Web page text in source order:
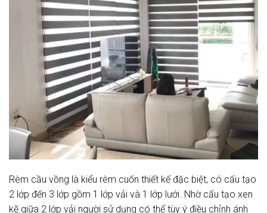
Rèm cầu vồng là kiểu rèm cuốn thiết kế đặc biệt, có cấu tạo
2 lớp đến 3 lớp gồm 1 lớp vải và 1 lớp lưới. Nhờ cấu tạo xen
kẽ giữa 2 lớp vải người sử dụng có thể tùy ý điều chỉnh ánh